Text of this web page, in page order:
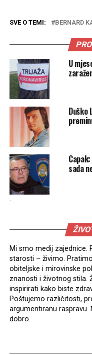
SVE O TEMI: BERNARD
U
Duško
sada
.
Mi smo medij zajednice.
starosti – živimo.
obiteljske i mirovinske
znanosti i životnog stila.
inspirirati kako biste
Poštujemo različitosti,
argumentiranu
dobro.